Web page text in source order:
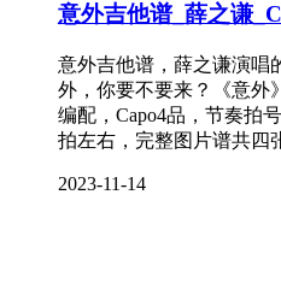
意外吉他谱_薛之谦
意外吉他谱，薛之谦演唱
外，你要不要来？《意外
编配，Capo4品，节奏拍
拍左右，完整图片谱共四
2023-11-14